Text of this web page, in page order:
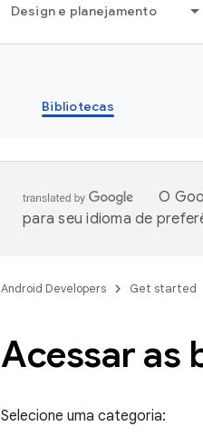
Design e planejamento
Bibliotecas
O
para seu idioma de
Android Developers Get started
Acessar as
Selecione uma categoria: